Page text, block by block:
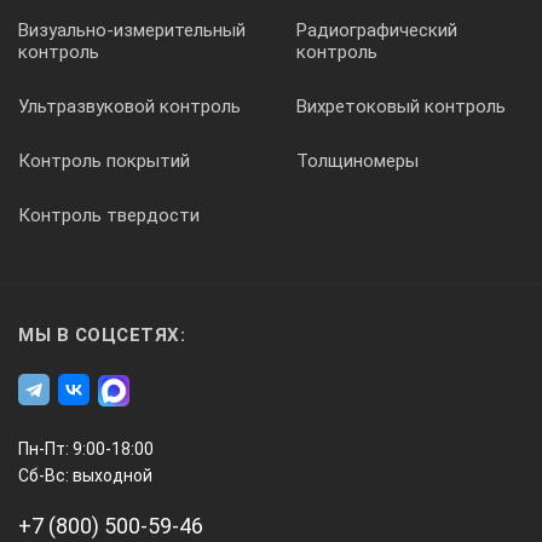
1с, 5с, 10с, Nc, MTVV
Спектры
31,5Гц – 16 кГц
Октавный спектр
Третьоктавный спектр
1,6 Гц – 20 Гц
Октавный спектр
Третьоктавный спектр
Визуально-измерительный
контроль
Радиографический
контроль
Ультразвуковой контроль Вихретоковый контроль
Контроль покрытий Толщиномеры
Контроль твердости
МЫ В СОЦСЕТЯХ:
Пн-Пт: 9:00-18:00
Сб-Вс: выходной
+7 (800) 500-59-46